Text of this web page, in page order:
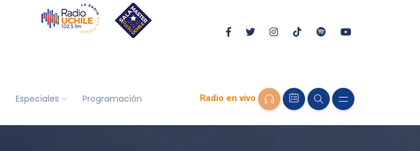
Especiales Programación Radio en vivo